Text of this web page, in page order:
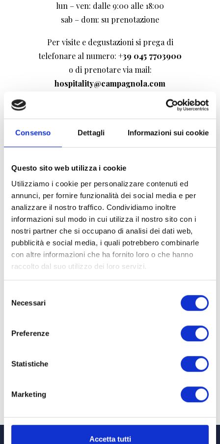
Consenso Dettagli Informazioni sui cookie
Questo sito web utilizza i cookie
Utilizziamo i cookie per personalizzare contenuti ed
annunci, per fornire funzionalità dei social media e per
analizzare il nostro traffico. Condividiamo inoltre
informazioni sul modo in cui utilizza il nostro sito con i
nostri partner che si occupano di analisi dei dati web,
pubblicità e social media, i quali potrebbero combinarle
con altre informazioni che ha fornito loro o che hanno
raccolto dal suo utilizzo dei loro servizi.
delNecessari
Preferenze
Statistiche
Marketing
Accetta tutti
lun – ven: dalle 9:00 alle 18:00
sab – dom: su prenotazione
Per visite e degustazioni si prega di
telefonare al numero: +39 045 7703900
o di prenotare via mail:
hospitality@campagnola.com